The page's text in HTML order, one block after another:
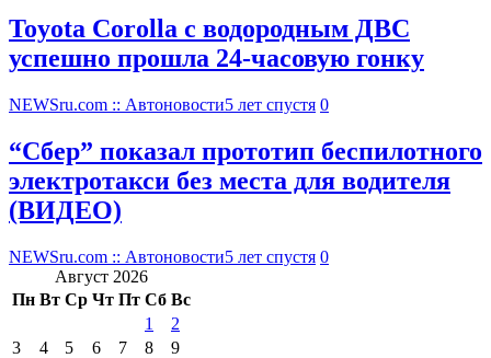
Toyota Corolla с водородным ДВС
успешно прошла 24-часовую гонку
NEWSru.com :: Автоновости5 лет спустя 0
“Сбер” показал прототип беспилотного
электротакси без места для водителя
(ВИДЕО)
NEWSru.com :: Автоновости5 лет спустя 0
Август 2026
Пн Вт Ср Чт Пт Сб Вс
1
2
3
4 5 6 7 8
9